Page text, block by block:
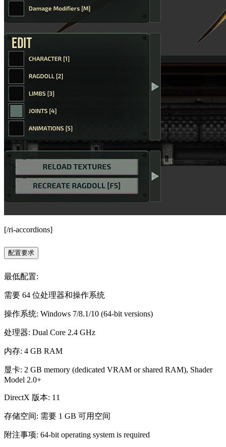
[/ri-accordions]
配置要求
最低配置:
需要 64 位处理器和操作系统
操作系统: Windows 7/8.1/10 (64-bit versions)
处理器: Dual Core 2.4 GHz
内存: 4 GB RAM
显卡: 2 GB memory (dedicated VRAM or shared RAM), Shader
Model 2.0+
DirectX 版本: 11
存储空间: 需要 1 GB 可用空间
附注事项: 64-bit operating system is required